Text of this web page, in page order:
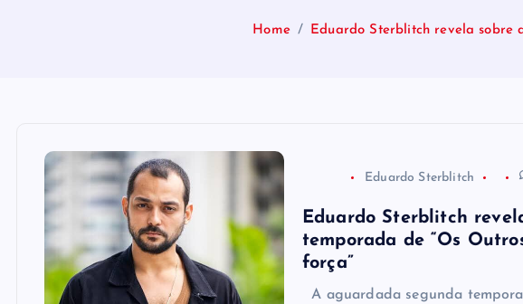
Home Eduardo Sterblitch revela sobre
Eduardo Sterblitch
Eduardo Sterblitch
temporada de “Os
força”
A aguardada segunda